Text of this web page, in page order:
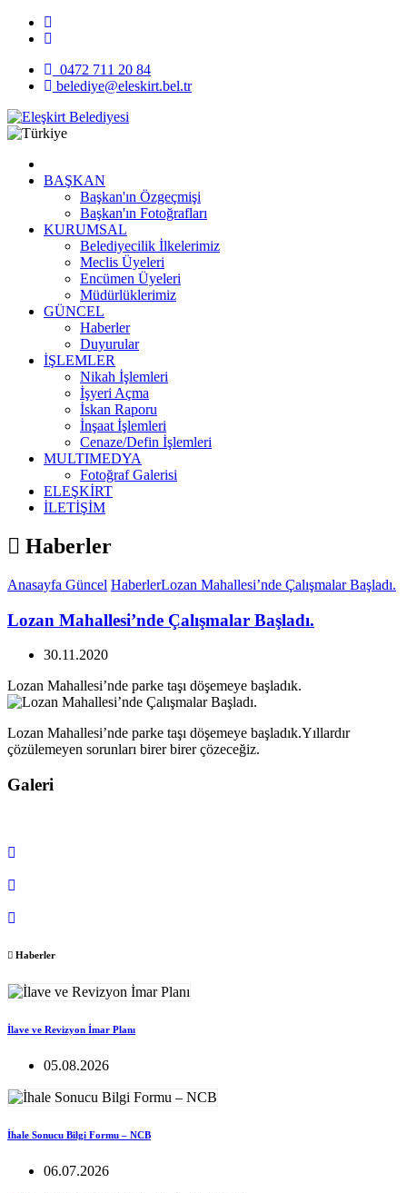
0472 711 20 84
belediye@eleskirt.bel.tr
BAŞKAN
Başkan'ın Özgeçmişi
Başkan'ın Fotoğrafları
KURUMSAL
Belediyecilik İlkelerimiz
Meclis Üyeleri
Encümen Üyeleri
Müdürlüklerimiz
GÜNCEL
Haberler
Duyurular
İŞLEMLER
Nikah İşlemleri
İşyeri Açma
İskan Raporu
İnşaat İşlemleri
Cenaze/Defin İşlemleri
MULTIMEDYA
Fotoğraf Galerisi
ELEŞKİRT
İLETİŞİM
Haberler
Anasayfa Güncel HaberlerLozan Mahallesi’nde Çalışmalar Başladı.
Lozan Mahallesi’nde Çalışmalar Başladı.
30.11.2020
Lozan Mahallesi’nde parke taşı döşemeye başladık.
Lozan Mahallesi’nde parke taşı döşemeye başladık.Yıllardır
çözülemeyen sorunları birer birer çözeceğiz.
Galeri
Haberler
İlave ve Revizyon İmar Planı
05.08.2026
İhale Sonucu Bilgi Formu – NCB
06.07.2026